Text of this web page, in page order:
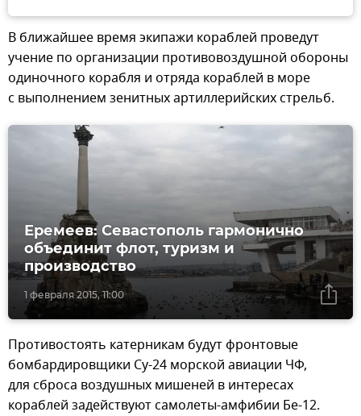
В ближайшее время экипажи кораблей проведут
учение по организации противовоздушной обороны
одиночного корабля и отряда кораблей в море
с выполнением зенитных артиллерийских стрельб.
1 февраля 2015, 11:00
Еремеев: Севастополь гармонично
объединит флот, туризм и
производство
Противостоять катерникам будут фронтовые
бомбардировщики Су-24 морской авиации ЧФ,
для сброса воздушных мишеней в интересах
кораблей задействуют самолеты-амфибии Бе-12.